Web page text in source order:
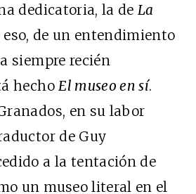
dedicatoria, la de La
eso, de un entendimiento
siempre recién
hechoEl museo en sí.
en su labor
de Guy
a la tentación de
un museo literal en el